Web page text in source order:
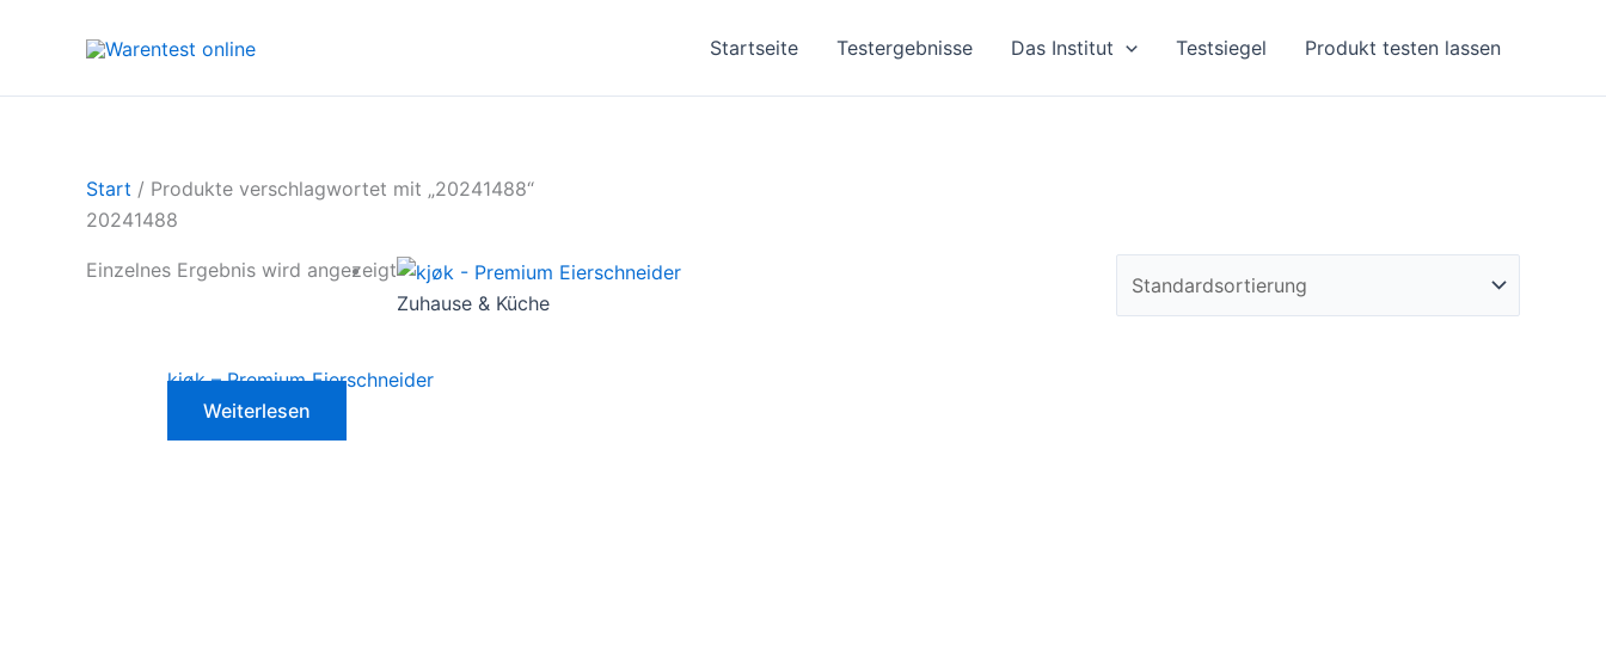
Startseite Testergebnisse Das Institut Testsiegel Produkt testen lassen
Start / Produkte verschlagwortet mit „20241488“
20241488
Einzelnes Ergebnis wird angezeigt
Zuhause & Küche
kjøk – Premium Eierschneider
Weiterlesen